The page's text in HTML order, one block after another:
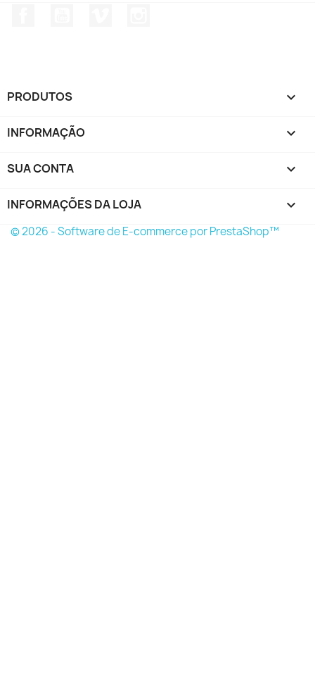
PRODUTOS 
INFORMAÇÃO 
SUA CONTA 
INFORMAÇÕES DA LOJA keyboard_arrow_down
© 2026 - Software de E-commerce por PrestaShop™